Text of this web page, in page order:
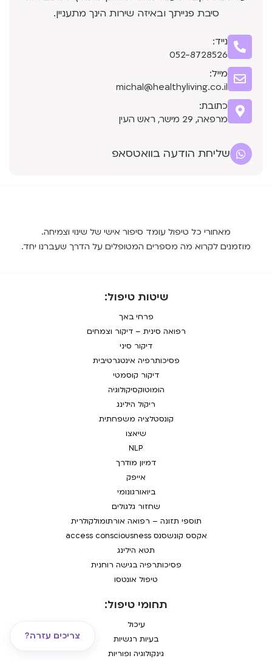
סיבת פנייתך ובאיזה שירות הינך מתעניין.
נייד:
052-8728526
מייל:
michal@healthyliving.co.il
כתובת:
מרפאה, 29 מישר, ראש העין
שליחת הודעה בוואטסאפ
מאחורי כל טיפול עומד סיפור אישי של שינוי וצמיחה.
מוזמנים לקרוא מה מספרים המטופלים על הדרך שעברנו יחד.
צריכים עזרה?
תחומי טיפול:
עיכול
בעיות רגשיות
גינקולוגיה ופוריות
שיטות טיפול:
פרחי באך
רפואה סינית – דיקור וצמחים
דיקור סיני
פסיכותרפיה אינטגרטיבית
דיקור קוסמטי
הומוטוקסיקולוגיה
ריקול הילינג
קונסטלציה משפחתית
שיאצו
NLP
דמיון מודרך
אייפק
ביואורגונומי
שחזור גלגולים
תוספי תזונה – רפואה אורתומולקולרית
אקסס קונשסנס access consciousness
תטא הילינג
פסיכותרפיה בגישה רוחנית
טיפול אונטסו